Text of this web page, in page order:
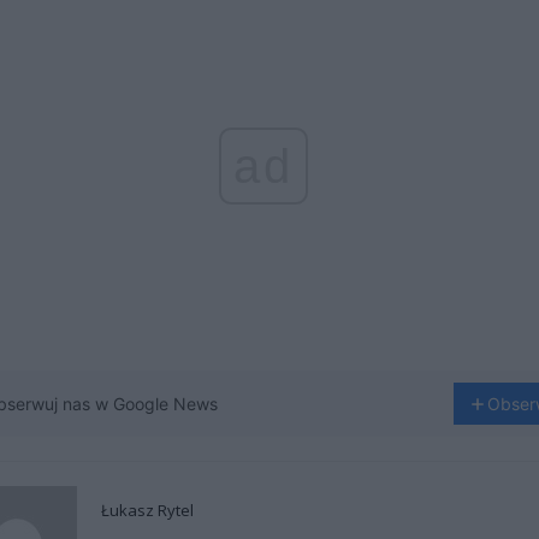
nas w Google News
Łukasz Rytel